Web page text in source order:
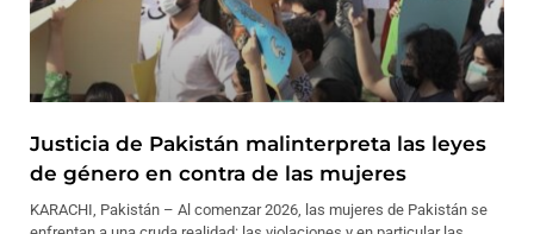
Justicia de Pakistán malinterpreta las leyes
de género en contra de las mujeres
KARACHI, Pakistán – Al comenzar 2026, las mujeres de Pakistán se